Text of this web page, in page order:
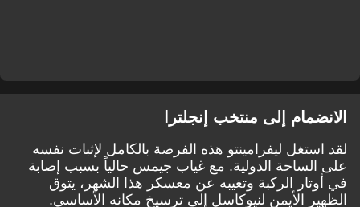
الانضمام إلى منتخب إنجلترا
لقد استغل ليفرامينتو هذه الفرصة بالكامل لإثبات نفسه
على الساحة الدولية. مع غياب جيمس حالياً بسبب إصابة
في أوتار الركبة وتغيبه عن معسكر هذا الشهر، يتوق
الظهير الأيمن لنيوكاسل إلى ترسيخ مكانه الأساسي.